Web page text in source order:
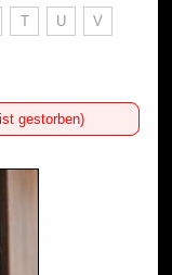
T U V
gestorben)